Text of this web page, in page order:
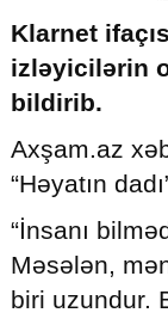
© 2026. Shownews.az
Klarnet
izləyicilərin
bildirib.
Axşam.az
“Həyatın
“İnsanı
Məsələn,
biri uzundur.